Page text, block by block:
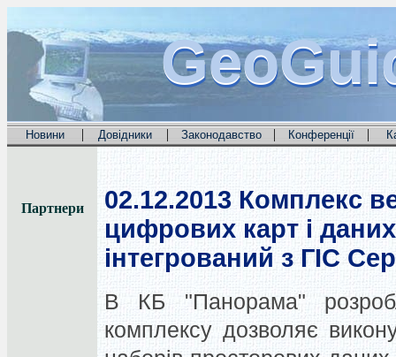
Новини | Довідники | Законодавство | Конференції |
Партнери 02.12.2013 Комплекс
цифрових карт і
інтегрований з ГІС
В КБ "Панорама"
комплексу дозволяє